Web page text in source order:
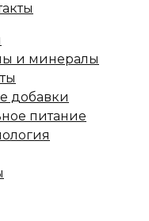
и минералы
добавки
питание